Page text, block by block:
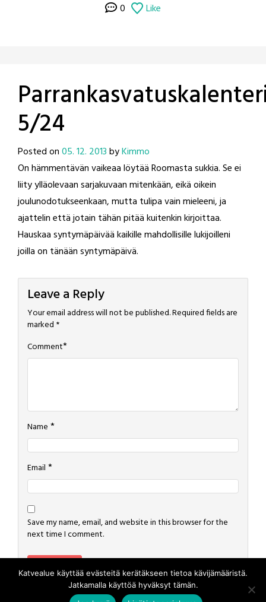
0 Like
5/24
Posted on05. 12. 2013byKimmo
On hämmentävän vaikeaa löytää Roomasta sukkia. Se ei
liity ylläolevaan sarjakuvaan mitenkään, eikä oikein
joulunodotukseenkaan, mutta tulipa vain mieleeni, ja
ajattelin että jotain tähän pitää kuitenkin kirjoittaa.
Hauskaa syntymäpäivää kaikille mahdollisille lukijoilleni
joilla on tänään syntymäpäivä.
Leave a Reply
Your email address will not be published.Required fields are
marked *
Comment*
Name *
Email *
Save my name, email, and website in this browser for the
next time I comment.
Katvealue käyttää evästeitä kerätäkseen tietoa kävijämääristä.
Jatkamalla käyttöä hyväksyt tämän.